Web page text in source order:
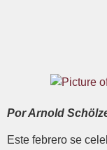
Por Arnold
Este febrero se